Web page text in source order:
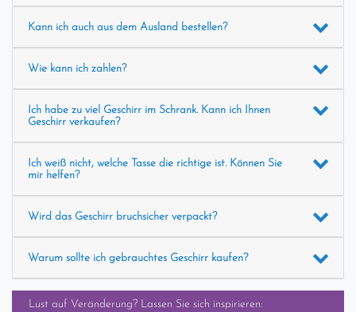
Kann ich auch aus dem Ausland bestellen?
Wie kann ich zahlen?
Ich habe zu viel Geschirr im Schrank. Kann ich Ihnen
Geschirr verkaufen?
Ich weiß nicht, welche Tasse die richtige ist. Können Sie
mir helfen?
Wird das Geschirr bruchsicher verpackt?
Warum sollte ich gebrauchtes Geschirr kaufen?
Lust auf Veränderung? Lassen Sie sich inspirieren: